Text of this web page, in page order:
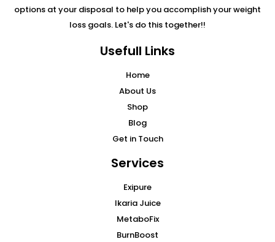
options at your disposal to help you accomplish your weight
loss goals. Let's do this together!!
Usefull Links
Home
About Us
Shop
Blog
Get in Touch
Services
Exipure
Ikaria Juice
MetaboFix
BurnBoost